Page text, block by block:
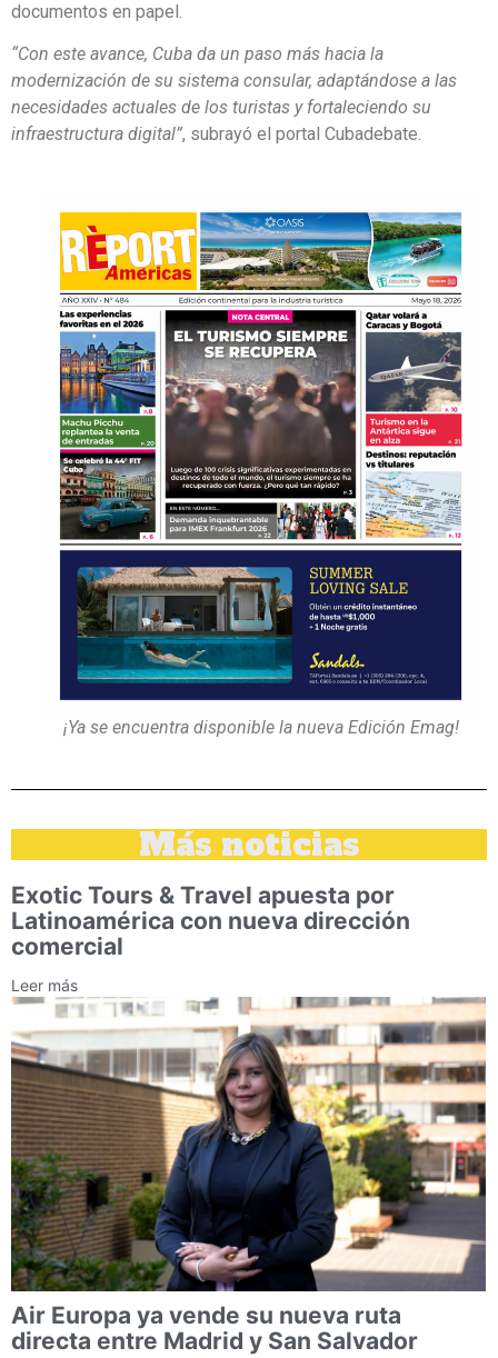
documentos en papel.
“Con este avance, Cuba da un paso más hacia la
modernización de su sistema consular, adaptándose a las
necesidades actuales de los turistas y fortaleciendo su
infraestructura digital”, subrayó el portal Cubadebate.
¡Ya se encuentra disponible la nueva Edición Emag!
Más noticias
Exotic Tours & Travel apuesta por
Latinoamérica con nueva dirección
comercial
Leer más
Air Europa ya vende su nueva ruta
directa entre Madrid y San Salvador